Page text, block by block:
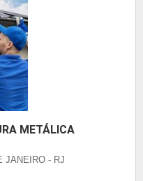
METÁLICA
JANEIRO - RJ